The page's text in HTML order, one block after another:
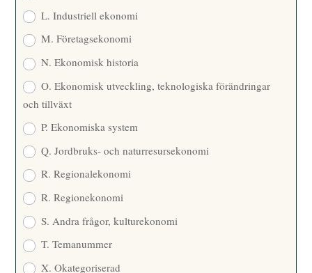
L. Industriell ekonomi
M. Företagsekonomi
N. Ekonomisk historia
O. Ekonomisk utveckling, teknologiska förändringar
och tillväxt
P. Ekonomiska system
Q. Jordbruks- och naturresursekonomi
R. Regionalekonomi
R. Regionekonomi
S. Andra frågor, kulturekonomi
T. Temanummer
X. Okategoriserad